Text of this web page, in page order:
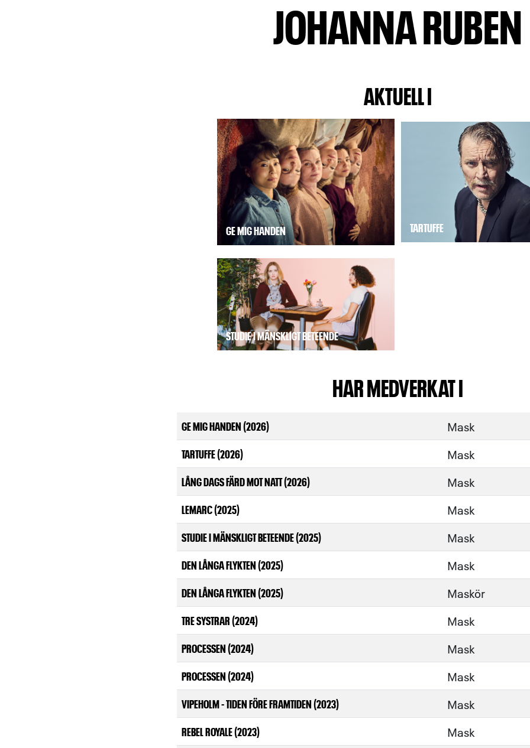
JOHANNA RUBEN
AKTUELL I
GE MIG HANDEN TARTUFFE
STUDIE I MÄNSKLIGT BETEENDE
HAR MEDVERKAT I
GE MIG HANDEN (2026) Mask
TARTUFFE (2026) Mask
LÅNG DAGS FÄRD MOT NATT (2026) Mask
LEMARC (2025) Mask
STUDIE I MÄNSKLIGT BETEENDE (2025) Mask
DEN LÅNGA FLYKTEN (2025) Mask
DEN LÅNGA FLYKTEN (2025) Maskör
TRE SYSTRAR (2024) Mask
PROCESSEN (2024) Mask
PROCESSEN (2024) Mask
VIPEHOLM - TIDEN FÖRE FRAMTIDEN (2023) Mask
REBEL ROYALE (2023) Mask